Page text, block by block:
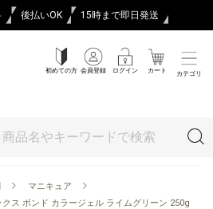
後払いOK 15時まで即日発送
初めての方 会員登録 ログイン カート カテゴリ
マニキュア
ス ボンド カラージェル ライムグリーン 250g